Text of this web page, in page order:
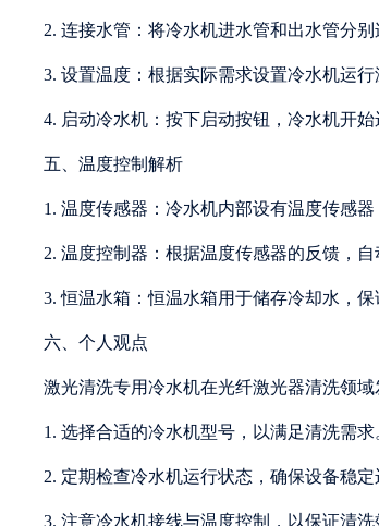
2. 连接水管：将冷水机进水管和出水管分
3. 设置温度：根据实际需求设置冷水机运
4. 启动冷水机：按下启动按钮，冷水机开始
五、温度控制解析
1. 温度传感器：冷水机内部设有温度传感
2. 温度控制器：根据温度传感器的反馈，
3. 恒温水箱：恒温水箱用于储存冷却水，保
六、个人观点
激光清洗专用冷水机在光纤激光器清洗领
1. 选择合适的冷水机型号，以满足清洗需求
2. 定期检查冷水机运行状态，确保设备稳定
3. 注意冷水机接线与温度控制，以保证清洗